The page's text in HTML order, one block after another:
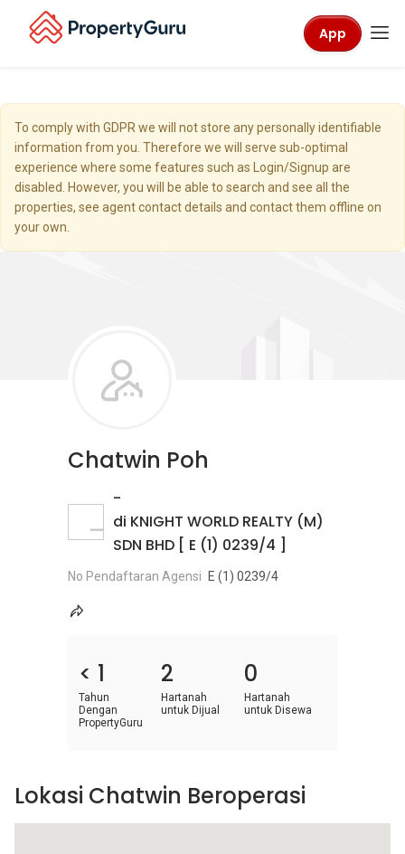
App
To comply with GDPR we will not store any personally identifiable
information from you. Therefore we will serve sub-optimal
experience where some features such as Login/Signup are
disabled. However, you will be able to search and see all the
properties, see agent contact details and contact them offline on
your own.
Chatwin Poh
-
di KNIGHT WORLD REALTY (M)
SDN BHD [ E (1) 0239/4 ]
No Pendaftaran Agensi E (1) 0239/4
< 1
Tahun
Dengan
PropertyGuru
2
Hartanah
untuk Dijual
0
Hartanah
untuk Disewa
Lokasi Chatwin Beroperasi